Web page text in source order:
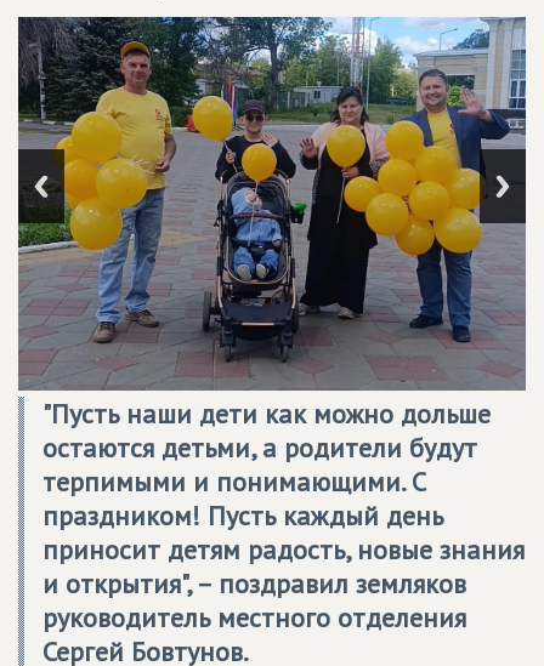
"Пусть наши дети как можно дольше
остаются детьми, а родители будут
терпимыми и понимающими. С
праздником! Пусть каждый день
приносит детям радость, новые знания
и открытия", – поздравил земляков
руководитель местного отделения
Сергей Бовтунов.